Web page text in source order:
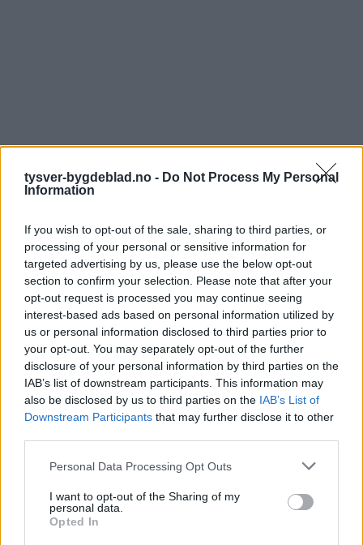
tysver-bygdeblad.no - Do Not Process My Personal
Information
If you wish to opt-out of the sale, sharing to third parties, or
processing of your personal or sensitive information for
targeted advertising by us, please use the below opt-out
section to confirm your selection. Please note that after your
opt-out request is processed you may continue seeing
interest-based ads based on personal information utilized by
us or personal information disclosed to third parties prior to
your opt-out. You may separately opt-out of the further
disclosure of your personal information by third parties on the
IAB’s list of downstream participants. This information may
also be disclosed by us to third parties on the IAB’s List of
Downstream Participants that may further disclose it to other
Personal Data Processing Opt Outs
I want to opt-out of the Sharing of my
personal data.
Opted In